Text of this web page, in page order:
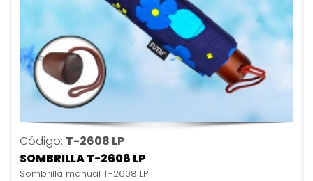
Código: T-2608 LP
SOMBRILLA T-2608 LP
Sombrilla manual T-2608 LP